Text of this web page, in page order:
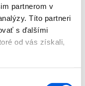
partnerom v
Títo partneri
s ďalšími
od vás získali,